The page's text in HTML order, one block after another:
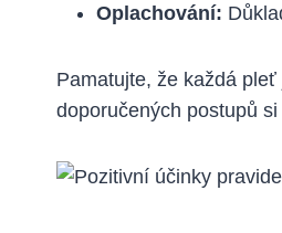
Oplachování:
Pamatujte, že každá
doporučených postupů